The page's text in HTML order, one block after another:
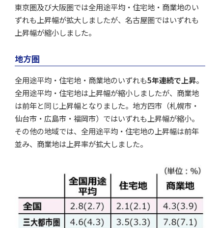
東京圏及び大阪圏では全用途平均・住宅地・商業地のい
ずれも上昇幅が拡大しましたが、名古屋圏ではいずれも
上昇幅が縮小しました。
地方圏
全用途平均・住宅地・商業地のいずれも5年連続で上昇。
全用途平均・住宅地は上昇幅が縮小しましたが、商業地
は前年と同じ上昇幅となりました。地方四市（札幌市・
仙台市・広島市・福岡市）ではいずれも上昇幅が縮小。
その他の地域では、全用途平均・住宅地の上昇幅は前年
並み、商業地は上昇率が拡大しました。